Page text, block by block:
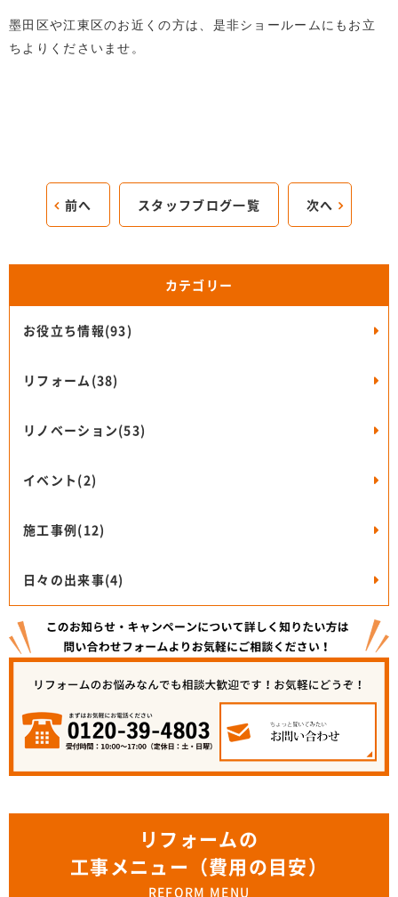
墨田区や江東区のお近くの方は、是非ショールームにもお立
ちよりくださいませ。
前へ スタッフブログ一覧 次へ
カテゴリー
お役立ち情報(93)
リフォーム(38)
リノベーション(53)
イベント(2)
施工事例(12)
日々の出来事(4)
リフォームの
工事メニュー（費用の目安）
REFORM MENU